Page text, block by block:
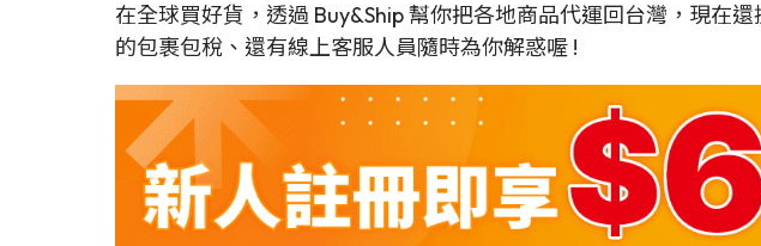
在全球買好貨，透過 Buy&Ship 幫你把各地商品代運回台灣，現在還
的包裹包稅、還有線上客服人員隨時為你解惑喔 !